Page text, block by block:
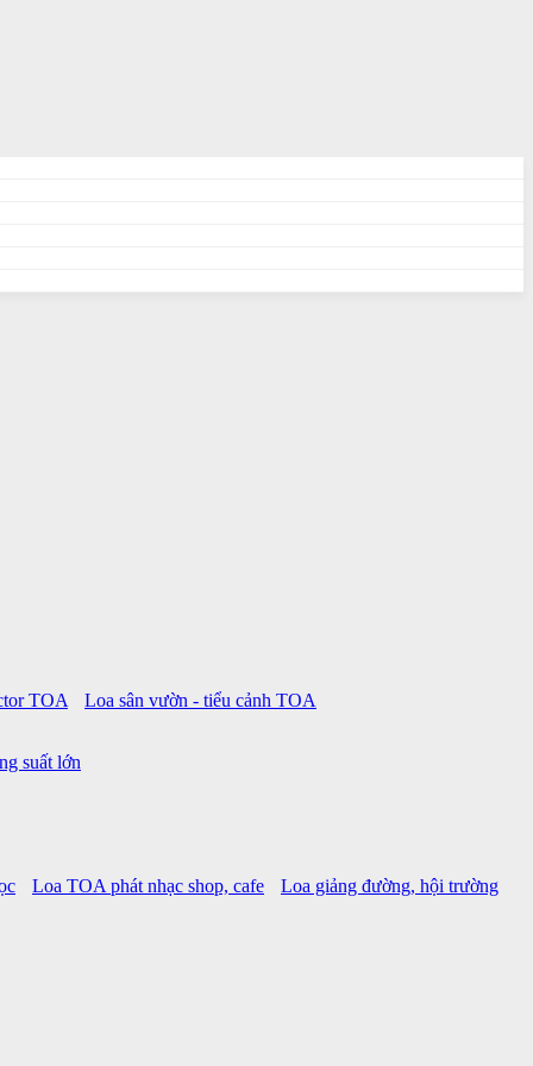
TOA Loa sân vườn - tiểu cảnh TOA
suất lớn
Loa TOA phát nhạc shop, cafe Loa giảng đường, hội trường